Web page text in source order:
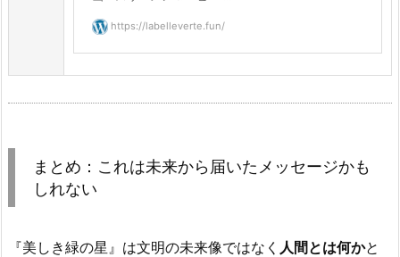
https://labelleverte.fun/
まとめ：これは未来から届いたメッセージかも
しれない
『美しき緑の星』は文明の未来像ではなく 人間とは何かと